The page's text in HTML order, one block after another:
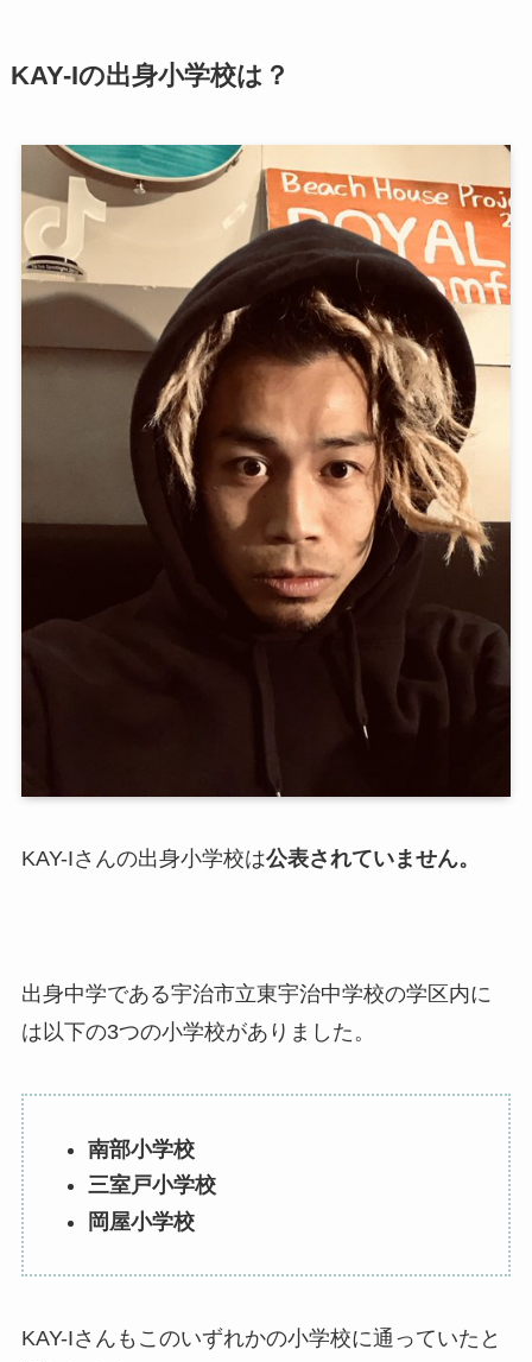
KAY-Iの出身小学校は？
KAY-Iさんの出身小学校は公表されていません。
出身中学である宇治市立東宇治中学校の学区内に
は以下の3つの小学校がありました。
南部小学校
三室戸小学校
岡屋小学校
KAY-Iさんもこのいずれかの小学校に通っていたと